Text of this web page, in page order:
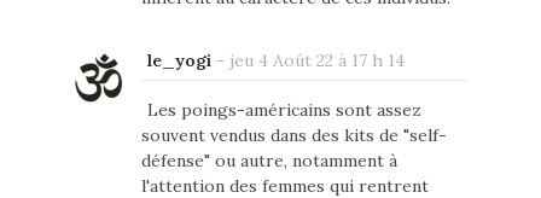
le_yogi - jeu 4 Août 22 à 17 h 14
Les poings-américains sont assez
souvent vendus dans des kits de "self-
défense" ou autre, notamment à
l'attention des femmes qui rentrent